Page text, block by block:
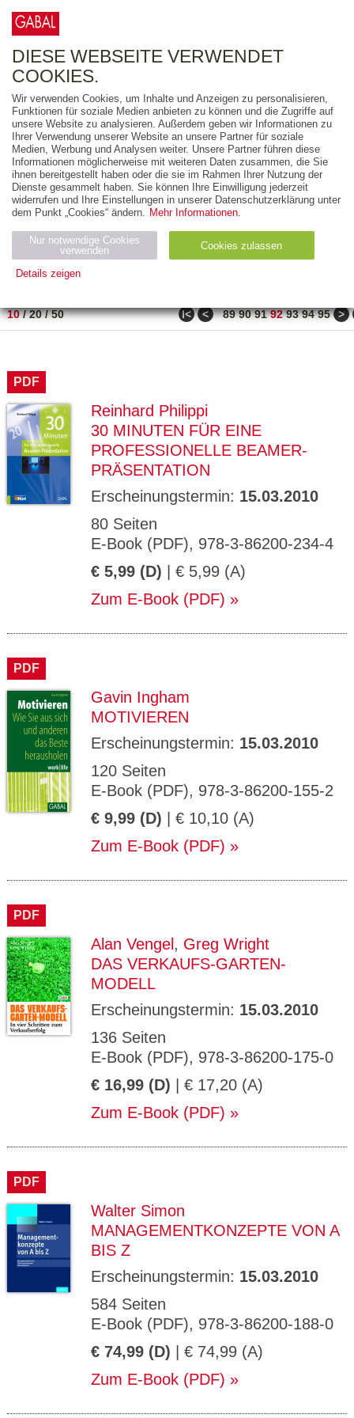
FREITEXT
AUSGABEART
AUS DER REIHE
ZUM THEMA
Neuerscheinung
Bestseller
PREIS
10/20/50 ǀ< < 89 90 91 92 93 94 95 >
PDF
Reinhard Philippi
30 MINUTEN FÜR EINE
PROFESSIONELLE BEAMER-
PRÄSENTATION
Erscheinungstermin: 15.03.2010
80 Seiten
E-Book (PDF), 978-3-86200-234-4
€ 5,99 (D) | € 5,99 (A)
Zum E-Book (PDF)
PDF
Gavin Ingham
MOTIVIEREN
Erscheinungstermin: 15.03.2010
120 Seiten
E-Book (PDF), 978-3-86200-155-2
€ 9,99 (D) | € 10,10 (A)
Zum E-Book (PDF)
PDF
Alan Vengel , Greg Wright
DAS VERKAUFS-GARTEN-
MODELL
Erscheinungstermin: 15.03.2010
136 Seiten
E-Book (PDF), 978-3-86200-175-0
€ 16,99 (D) | € 17,20 (A)
Zum E-Book (PDF)
PDF
Walter Simon
MANAGEMENTKONZEPTE VON A
BIS Z
Erscheinungstermin: 15.03.2010
584 Seiten
E-Book (PDF), 978-3-86200-188-0
€ 74,99 (D) | € 74,99 (A)
Zum E-Book (PDF)
DIESE WEBSEITE VERWENDET
COOKIES.
Wir verwenden Cookies, um Inhalte und Anzeigen zu personalisieren,
Funktionen für soziale Medien anbieten zu können und die Zugriffe auf
unsere Website zu analysieren. Außerdem geben wir Informationen zu
Ihrer Verwendung unserer Website an unsere Partner für soziale
Medien, Werbung und Analysen weiter. Unsere Partner führen diese
Informationen möglicherweise mit weiteren Daten zusammen, die Sie
ihnen bereitgestellt haben oder die sie im Rahmen Ihrer Nutzung der
Dienste gesammelt haben. Sie können Ihre Einwilligung jederzeit
widerrufen und Ihre Einstellungen in unserer Datenschutzerklärung unter
dem Punkt „Cookies“ ändern. Mehr Informationen.
Nur notwendige Cookies
verwenden
Cookies zulassen
Details zeigen
Name Zweck
ESSION
_ID
GV_CO
OKIES
gabal-
Speichert den Zustimmungsstatus des
Benutzers für Cookies auf der aktuellen
Domäne.